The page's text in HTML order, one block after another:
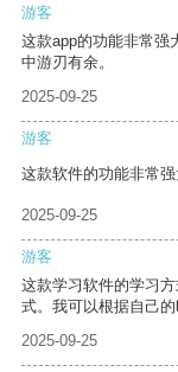
游客
这款app的功能非常强
中游刃有余。
2025-09-25
游客
这款软件的功能非常
2025-09-25
游客
这款学习软件的学习
式。我可以根据自己的
2025-09-25